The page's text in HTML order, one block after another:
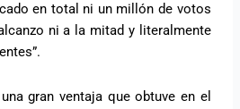
en total ni un millón de votos
ni a la mitad y literalmente
gran ventaja que obtuve en el